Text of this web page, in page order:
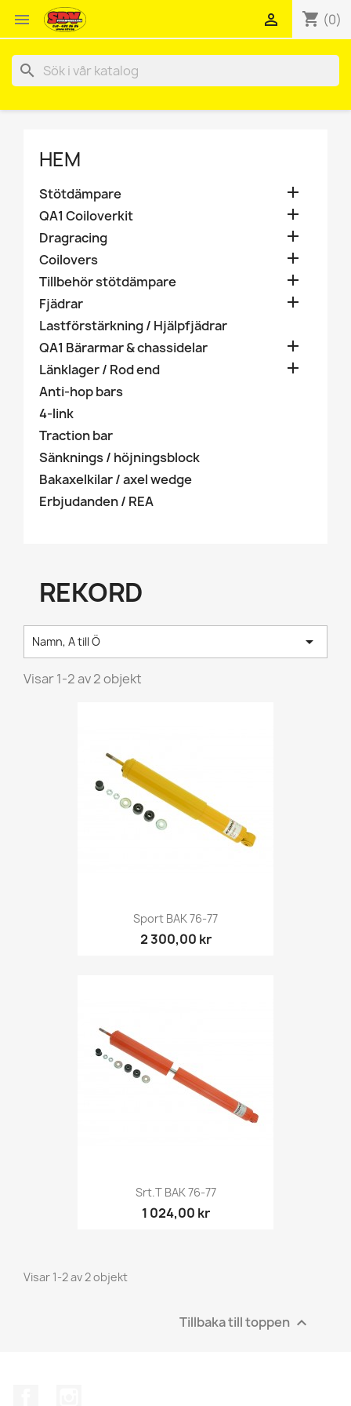
 shopping_cart (0)

search
HEM
Stötdämpare 
QA1 Coiloverkit 
Dragracing 
Coilovers 
Tillbehör stötdämpare 
Fjädrar 
Lastförstärkning / Hjälpfjädrar
QA1 Bärarmar & chassidelar

Länklager / Rod end 
Anti-hop bars
4-link
Traction bar
Sänknings / höjningsblock
Bakaxelkilar / axel wedge
Erbjudanden / REA
REKORD
Namn, A till Ö 
Visar 1-2 av 2 objekt
Sport BAK 76-77
2 300,00 kr
Srt.t BAK 76-77
1 024,00 kr
Visar 1-2 av 2 objekt
Tillbaka till toppen 